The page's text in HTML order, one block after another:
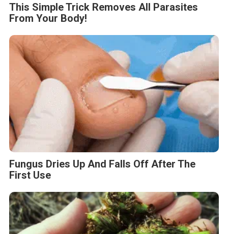
This Simple Trick Removes All Parasites
From Your Body!
Fungus Dries Up And Falls Off After The
First Use